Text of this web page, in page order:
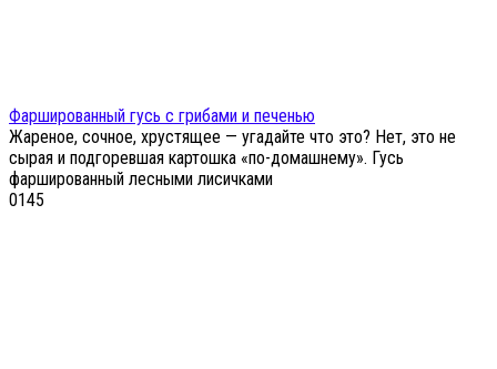
Фаршированный гусь с грибами и печенью
Жареное, сочное, хрустящее — угадайте что это? Нет, это не
сырая и подгоревшая картошка «по-домашнему». Гусь
фаршированный лесными лисичками
0145